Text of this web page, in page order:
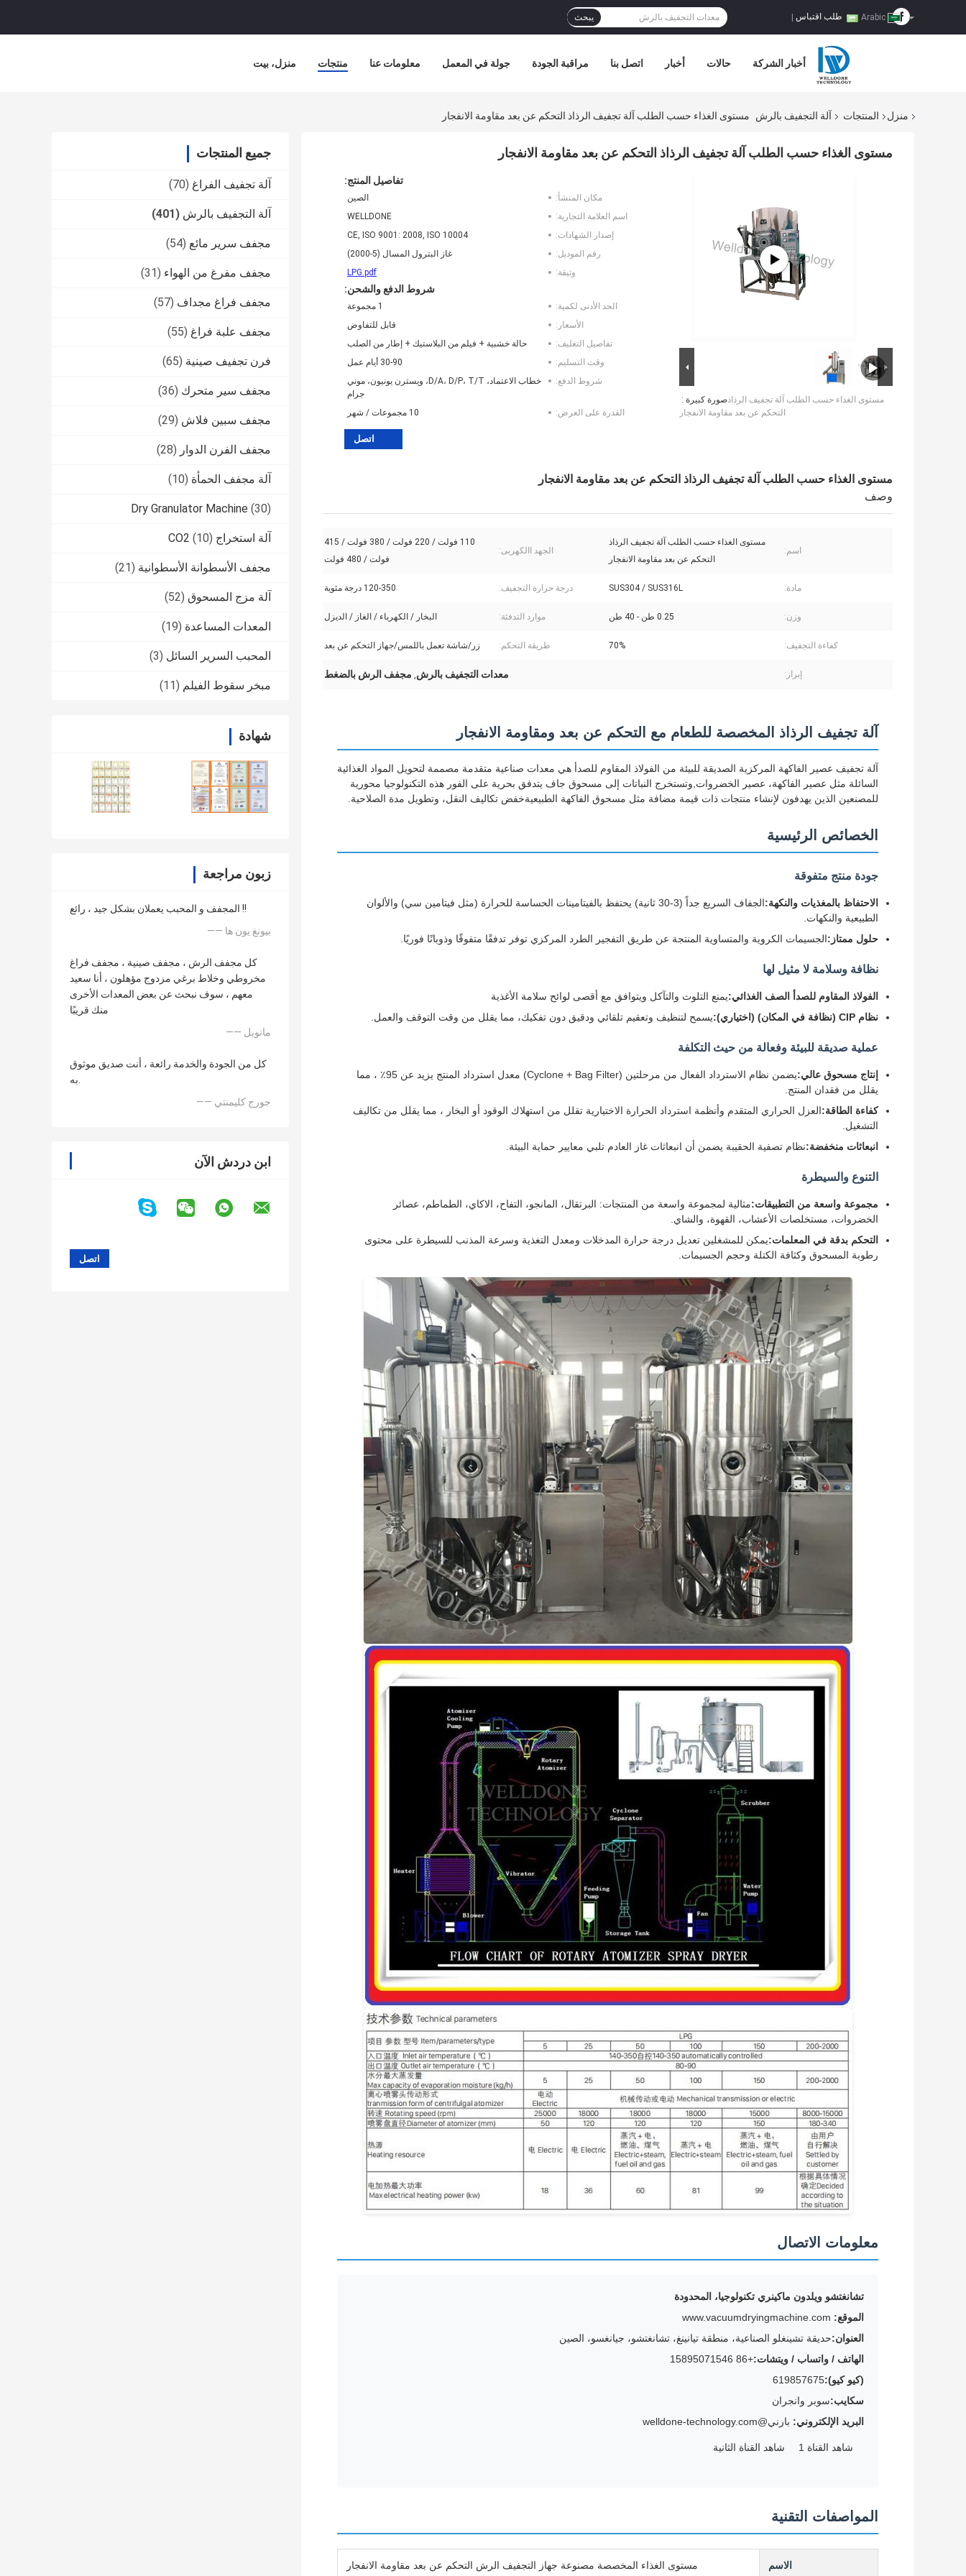
طلب اقتباس يبحث
منزل، بيت منتجات معلومات عنا جولة في المعمل مراقبة الجودة اتصل بنا أخبار حالات أخبار الشركة
منزل المنتجات آلة التجفيف بالرش مستوى الغذاء حسب الطلب آلة تجفيف الرذاذ التحكم عن بعد مقاومة الانفجار
جميع المنتجات
آلة تجفيف الفراغ (70)
آلة التجفيف بالرش (401)
مجفف سرير مائع (54)
مجفف مفرغ من الهواء (31)
مجفف فراغ مجداف (57)
مجفف علبة فراغ (55)
فرن تجفيف صينية (65)
مجفف سير متحرك (36)
مجفف سبين فلاش (29)
مجفف الفرن الدوار (28)
آلة مجفف الحمأة (10)
Dry Granulator Machine (30)
آلة استخراج CO2 (10)
مجفف الأسطوانة الأسطوانية (21)
آلة مزج المسحوق (52)
المعدات المساعدة (19)
المحبب السرير السائل (3)
مبخر سقوط الفيلم (11)
شهادة
زبون مراجعة
المجفف و المحبب يعملان بشكل جيد ، رائع !!
—— بيونغ يون ها
كل مجفف الرش ، مجفف صينية ، مجفف فراغ
مخروطي وخلاط برغي مزدوج مؤهلون ، أنا سعيد
معهم ، سوف نبحث عن بعض المعدات الأخرى
منك قريبًا
—— مانويل
كل من الجودة والخدمة رائعة ، أنت صديق موثوق
به.
—— جورج كليمنتي
ابن دردش الآن
مستوى الغذاء حسب الطلب آلة تجفيف الرذاذ التحكم عن بعد مقاومة الانفجار
صورة كبيرة :مستوى الغذاء حسب الطلب آلة تجفيف الرذاذ
التحكم عن بعد مقاومة الانفجار
تفاصيل المنتج:
مكان المنشأ:
الصين
اسم العلامة التجارية:
WELLDONE
إصدار الشهادات:
CE, ISO 9001: 2008, ISO 10004
رقم الموديل:
غاز البترول المسال (5-2000)
وثيقة:
LPG.pdf
شروط الدفع والشحن:
الحد الأدنى لكمية:
1 مجموعة
الأسعار:
قابل للتفاوض
تفاصيل التغليف:
حالة خشبية + فيلم من البلاستيك + إطار من الصلب
وقت التسليم:
30-90 أيام عمل
شروط الدفع:
خطاب الاعتماد، D/A، D/P، T/T، ويسترن يونيون، موني
جرام
القدرة على العرض:
10 مجموعات / شهر
اتصل
مستوى الغذاء حسب الطلب آلة تجفيف الرذاذ التحكم عن بعد مقاومة الانفجار
وصف
اسم:
مستوى الغذاء حسب الطلب آلة تجفيف الرذاذ
التحكم عن بعد مقاومة الانفجار
الجهد االكهربى:
110 فولت / 220 فولت / 380 فولت / 415
فولت / 480 فولت
مادة: SUS304 / SUS316L درجة حرارة التجفيف: 120-350 درجة مئوية
وزن: 0.25 طن - 40 طن موارد التدفئة: البخار / الكهرباء / الغاز / الديزل
كفاءة التجفيف: 70% طريقة التحكم: زر/شاشة تعمل باللمس/جهاز التحكم عن بعد
إبراز: معدات التجفيف بالرش, مجفف الرش بالضغط
آلة تجفيف الرذاذ المخصصة للطعام مع التحكم عن بعد ومقاومة الانفجار
آلة تجفيف عصير الفاكهة المركزية الصديقة للبيئة من الفولاذ المقاوم للصدأ هي معدات صناعية متقدمة مصممة لتحويل المواد الغذائية
السائلة مثل عصير الفاكهة، عصير الخضروات,وتستخرج النباتات إلى مسحوق جاف يتدفق بحرية على الفور هذه التكنولوجيا محورية
للمصنعين الذين يهدفون لإنشاء منتجات ذات قيمة مضافة مثل مسحوق الفاكهة الطبيعيةخفض تكاليف النقل، وتطويل مدة الصلاحية.
الخصائص الرئيسية
جودة منتج متفوقة
الاحتفاظ بالمغذيات والنكهة:
الجفاف السريع جداً (3-30 ثانية) يحتفظ بالفيتامينات الحساسة للحرارة (مثل فيتامين سي) والألوان
الطبيعية والنكهات.
حلول ممتاز:الجسيمات الكروية والمتساوية المنتجة عن طريق التفجير الطرد المركزي توفر تدفقًا متفوقًا وذوبانًا فوريًا.
نظافة وسلامة لا مثيل لها
الفولاذ المقاوم للصدأ الصف الغذائي:يمنع التلوث والتآكل ويتوافق مع أقصى لوائح سلامة الأغذية
نظام CIP (نظافة في المكان) (اختياري):
يسمح لتنظيف وتعقيم تلقائي ودقيق دون تفكيك، مما يقلل من وقت التوقف والعمل.
عملية صديقة للبيئة وفعالة من حيث التكلفة
إنتاج مسحوق عالي:
يضمن نظام الاسترداد الفعال من مرحلتين (Cyclone + Bag Filter) معدل استرداد المنتج يزيد عن 95٪ ، مما
يقلل من فقدان المنتج.
كفاءة الطاقة:العزل الحراري المتقدم وأنظمة استرداد الحرارة الاختيارية تقلل من استهلاك الوقود أو البخار ، مما يقلل من تكاليف
التشغيل.
انبعاثات منخفضة:نظام تصفية الحقيبة يضمن أن انبعاثات غاز العادم تلبي معايير حماية البيئة.
التنوع والسيطرة
مجموعة واسعة من التطبيقات:مثالية لمجموعة واسعة من المنتجات: البرتقال، المانجو، التفاح، الاكاي، الطماطم، عصائر
الخضروات، مستخلصات الأعشاب، القهوة، والشاي.
التحكم بدقة في المعلمات:يمكن للمشغلين تعديل درجة حرارة المدخلات ومعدل التغذية وسرعة المذنب للسيطرة على محتوى
رطوبة المسحوق وكثافة الكتلة وحجم الجسيمات.
معلومات الاتصال
تشانغتشو ويلدون ماكينري تكنولوجيا، المحدودة
الموقع: www.vacuumdryingmachine.com
العنوان:حديقة تشينغلو الصناعية، منطقة تيانينغ، تشانغتشو، جيانغسو، الصين
الهاتف / واتساب / ويتشات:+86 15895071546
(كيو كيو):619857675
سكايب:سوبر وانجران
البريد الإلكتروني: بارني@welldone-technology.com
شاهد القناة 1 شاهد القناة الثانية
المواصفات التقنية
الاسم مستوى الغذاء المخصصة مصنوعة جهاز التجفيف الرش التحكم عن بعد مقاومة الانفجار